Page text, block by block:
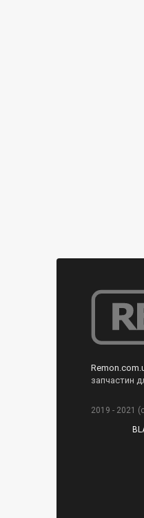
запчастин
2019 - 2021